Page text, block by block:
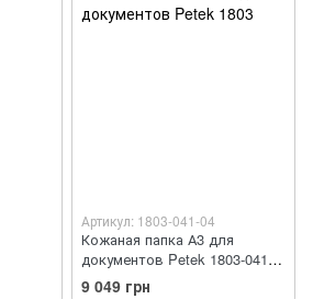
Артикул: 1803-041-04
Кожаная папка А3 для
документов Petek 1803-041-
04
9 049 грн